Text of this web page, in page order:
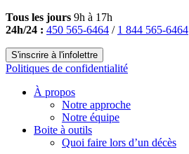
Tous les jours 9h à 17h
24h/24 : 450 565-6464 / 1 844 565-6464
S'inscrire à l'infolettre
Politiques de confidentialité
À propos
Notre approche
Notre équipe
Boite à outils
Quoi faire lors d’un décès